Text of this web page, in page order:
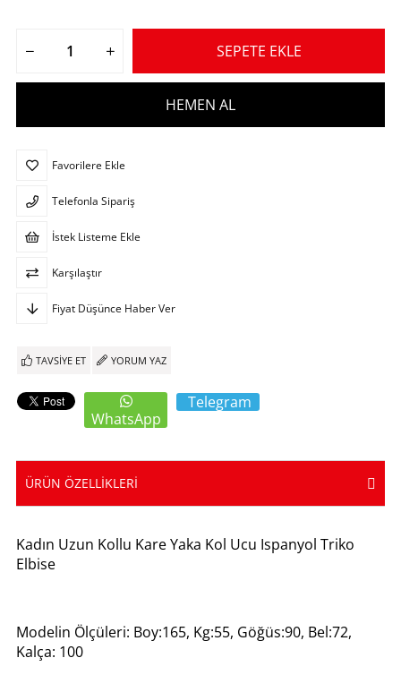
Favorilere Ekle
Telefonla Sipariş
İstek Listeme Ekle
Karşılaştır
Fiyat Düşünce Haber Ver
TAVSIYE ET YORUM YAZ
WhatsApp
Telegram
ÜRÜN ÖZELLIKLERI
Kadın Uzun Kollu Kare Yaka Kol Ucu Ispanyol Triko
Elbise
Modelin Ölçüleri: Boy:165, Kg:55, Göğüs:90, Bel:72,
Kalça: 100